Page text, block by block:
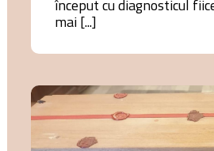
început cu diagnosticul
mai [...]